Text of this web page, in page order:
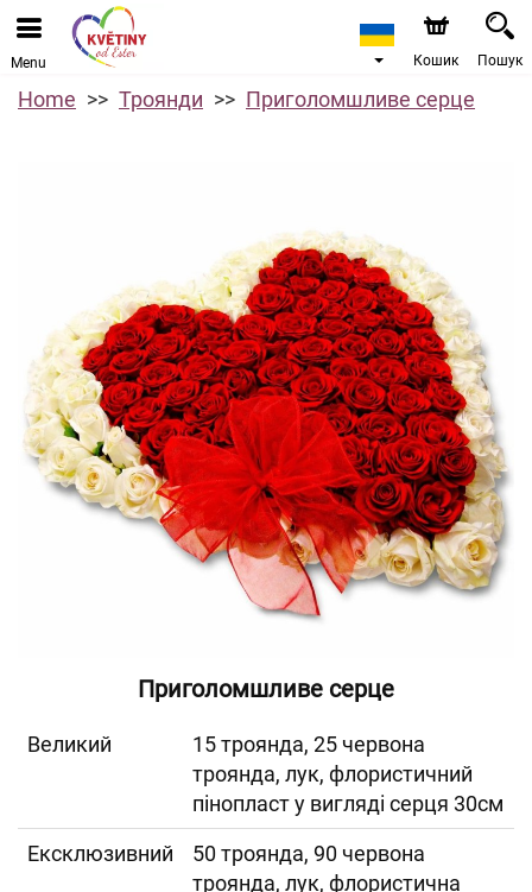
Menu Кошик Пошук
Home Троянди Приголомшливе серце
Приголомшливе серце
Великий
15 троянда, 25 червона
троянда, лук, флористичний
пінопласт у вигляді серця 30см
Ексклюзивний
50 троянда, 90 червона
троянда, лук, флористична